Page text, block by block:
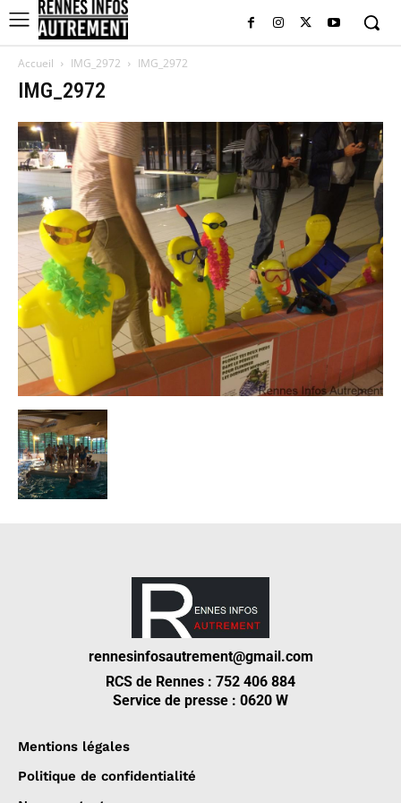
Accueil IMG_2972 IMG_2972
IMG_2972
rennesinfosautrement@gmail.com
RCS de Rennes : 752 406 884
Service de presse : 0620 W
Mentions légales
Politique de confidentialité